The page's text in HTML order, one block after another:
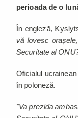
perioada de o
În engleză,
vă lovesc
Securitate al
Oficialul
în poloneză.
"Va prezida